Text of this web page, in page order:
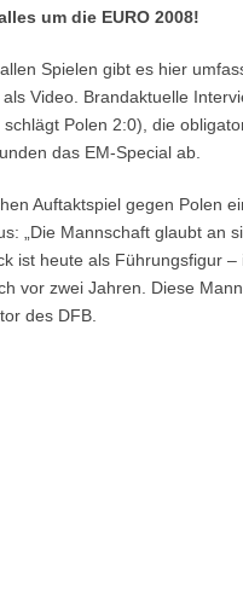
um die EURO 2008!
Spielen gibt es hier
Video. Brandaktuelle
schlägt Polen 2:0), die
das EM-Special ab.
Auftaktspiel gegen Polen
„Die Mannschaft glaubt an
ist heute als Führungsfigur
vor zwei Jahren. Diese
des DFB.